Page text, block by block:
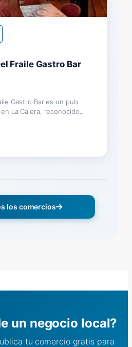
Fraile Gastro Bar
Gastro Bar es un pub
La Calera, reconocido...
los comercios
un negocio local?
tu comercio gratis para